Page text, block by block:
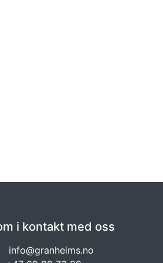
i kontakt med oss
info@granheims.no